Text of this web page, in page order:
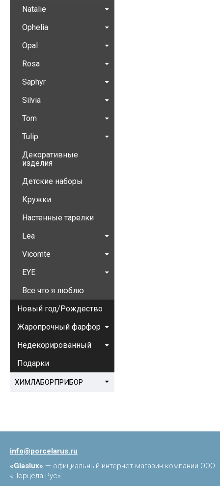
Natalie
Ophelia
Opal
Rosa
Saphyr
Silvia
Tom
Tulip
Декоративные
изделия
Детские наборы
Кружки
Настенные тарелки
Lea
Vicomte
EYE
Все что я люблю
Новый год/Рождество
Жаропрочный фарфор
Недекорированный
Подарки
ХИМЛАБОРПРИБОР
info@porcelarus.ru
«Glaslux» — официальный интернет-магазин компании ООО
«Порцела Рус»